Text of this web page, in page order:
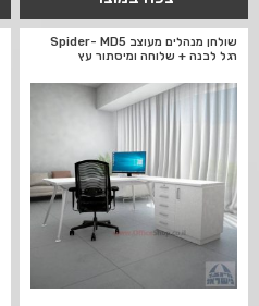
שולחן מנהלים מעוצב Spider- MD5
רגל לבנה + שלוחה ומיסתור עץ